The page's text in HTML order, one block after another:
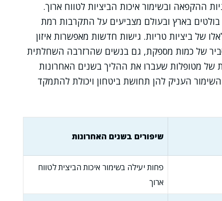
ההקפאה ובשימור איכות הביציות לטווח ארוך.
בארץ ובעולם מצביעים על התקרבות רמת
של ביציות טריות. גישות חדשות מאפשרות איזון
סביר של כמות מספקת, גם בנשים שהרזרבה השחלתית
של מטופלות שעברו את ההליך בשנים האחרונות
העניק להן תחושת ביטחון ויכולת להתמקד
שיפורים בשנים האחרונות
פחות יעילה בשימור איכות הביצית לטווח
ארוך